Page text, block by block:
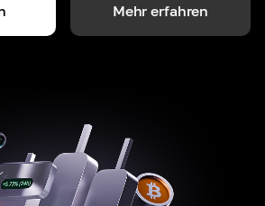
Mehr erfahren